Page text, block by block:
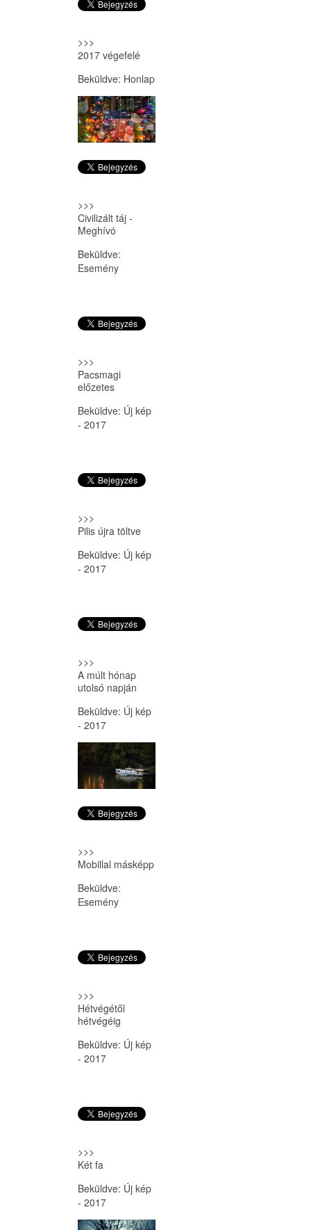
>>>
2017 végefelé
Beküldve: Honlap
>>>
Civilizált táj -
Meghívó
Beküldve:
Esemény
>>>
Pacsmagi
előzetes
Beküldve: Új kép
- 2017
>>>
Pilis újra töltve
Beküldve: Új kép
- 2017
>>>
A múlt hónap
utolsó napján
Beküldve: Új kép
- 2017
>>>
Mobillal másképp
Beküldve:
Esemény
>>>
Hétvégétől
hétvégéig
Beküldve: Új kép
- 2017
>>>
Két fa
Beküldve: Új kép
- 2017